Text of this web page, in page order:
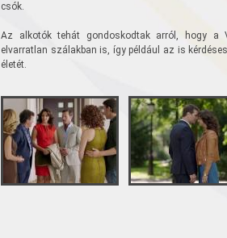
csók.
Az alkotók tehát gondoskodtak arról, hogy a
elvarratlan szálakban is, így például az is
életét.